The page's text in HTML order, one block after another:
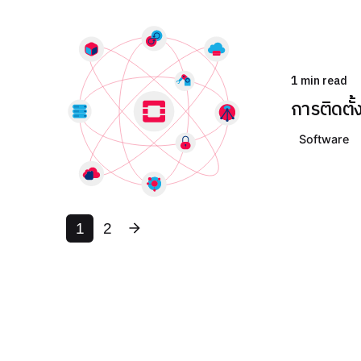
Posted
by
THAI
DATA
รวมข่าว
IT /
Cloud /
1 min read
การติดตั้
Software
1 2